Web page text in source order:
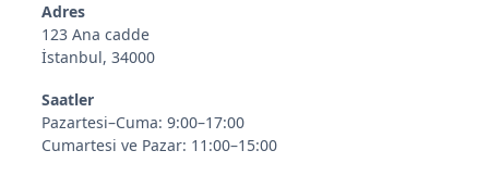
Adres
123 Ana cadde
İstanbul, 34000
Saatler
Pazartesi–Cuma: 9:00–17:00
Cumartesi ve Pazar: 11:00–15:00